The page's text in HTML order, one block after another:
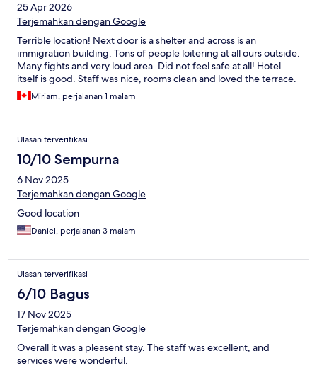
25 Apr 2026
Terjemahkan dengan Google
Terrible location! Next door is a shelter and across is an
immigration building. Tons of people loitering at all ours outside.
Many fights and very loud area. Did not feel safe at all! Hotel
itself is good. Staff was nice, rooms clean and loved the terrace.
Miriam, perjalanan 1 malam
Ulasan terverifikasi
10/10 Sempurna
6 Nov 2025
Terjemahkan dengan Google
Good location
Daniel, perjalanan 3 malam
Ulasan terverifikasi
6/10 Bagus
17 Nov 2025
Terjemahkan dengan Google
Overall it was a pleasent stay. The staff was excellent, and
services were wonderful.